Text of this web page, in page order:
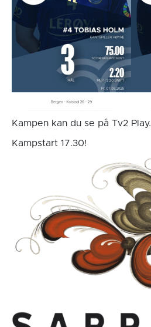
Kampen kan du se på Tv2 Play.
Kampstart 17.30!